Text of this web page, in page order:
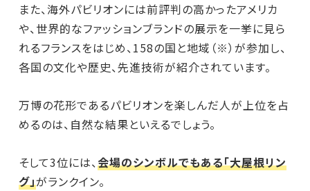
また、海外パビリオンには前評判の高かったアメリカ
や、世界的なファッションブランドの展示を一挙に見ら
れるフランスをはじめ、158の国と地域（※）が参加し、
各国の文化や歴史、先進技術が紹介されています。
万博の花形であるパビリオンを楽しんだ人が上位を占
めるのは、自然な結果といえるでしょう。
そして3位には、会場のシンボルでもある「大屋根リン
グ」がランクイン。